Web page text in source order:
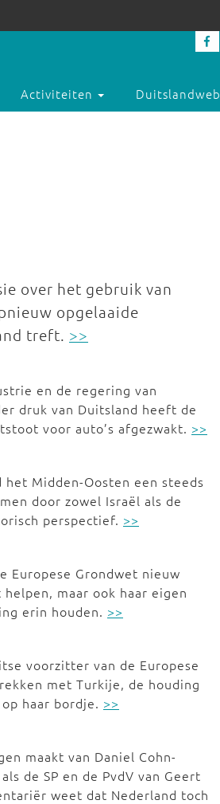
Activiteiten Duitslandweb
over het gebruik van
opgelaaide
treft. >>
en de regering van
druk van Duitsland heeft de
voor auto’s afgezwakt. >>
Midden-Oosten een steeds
door zowel Israël als de
perspectief. >>
Europese Grondwet nieuw
maar ook haar eigen
erin houden. >>
voorzitter van de Europese
met Turkije, de houding
haar bordje. >>
maakt van Daniel Cohn-
de SP en de PvdV van Geert
weet dat Nederland toch